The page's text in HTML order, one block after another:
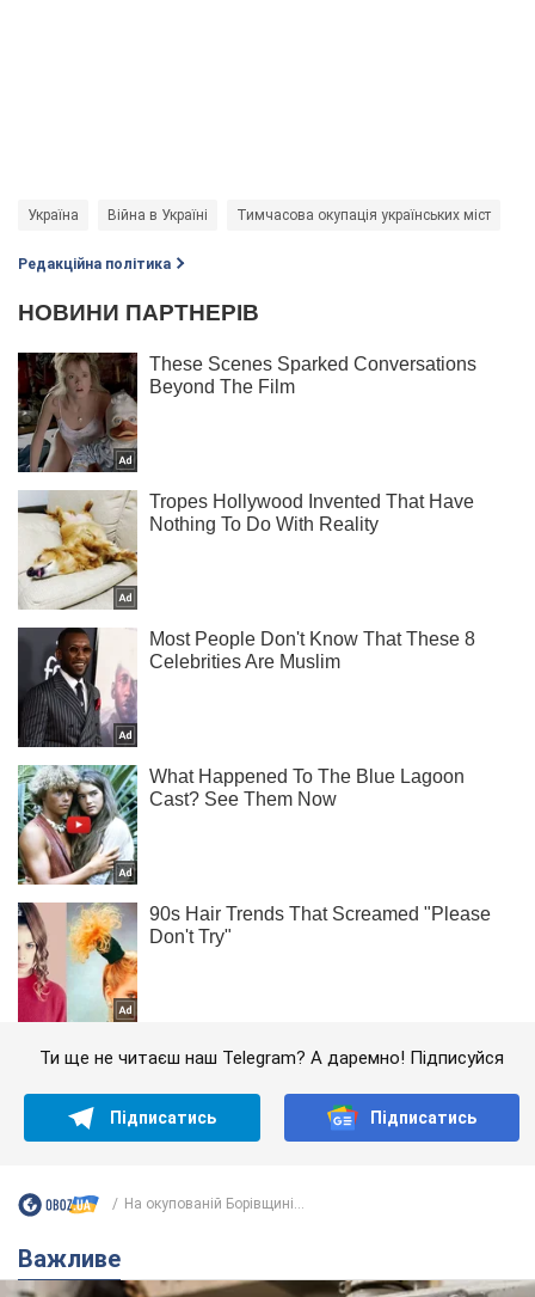
Україна Війна в Україні Тимчасова окупація українських міст
Редакційна політика
Ти ще не читаєш наш Telegram? А даремно! Підписуйся
Підписатись Підписатись
На окупованій Борівщині...
Важливе